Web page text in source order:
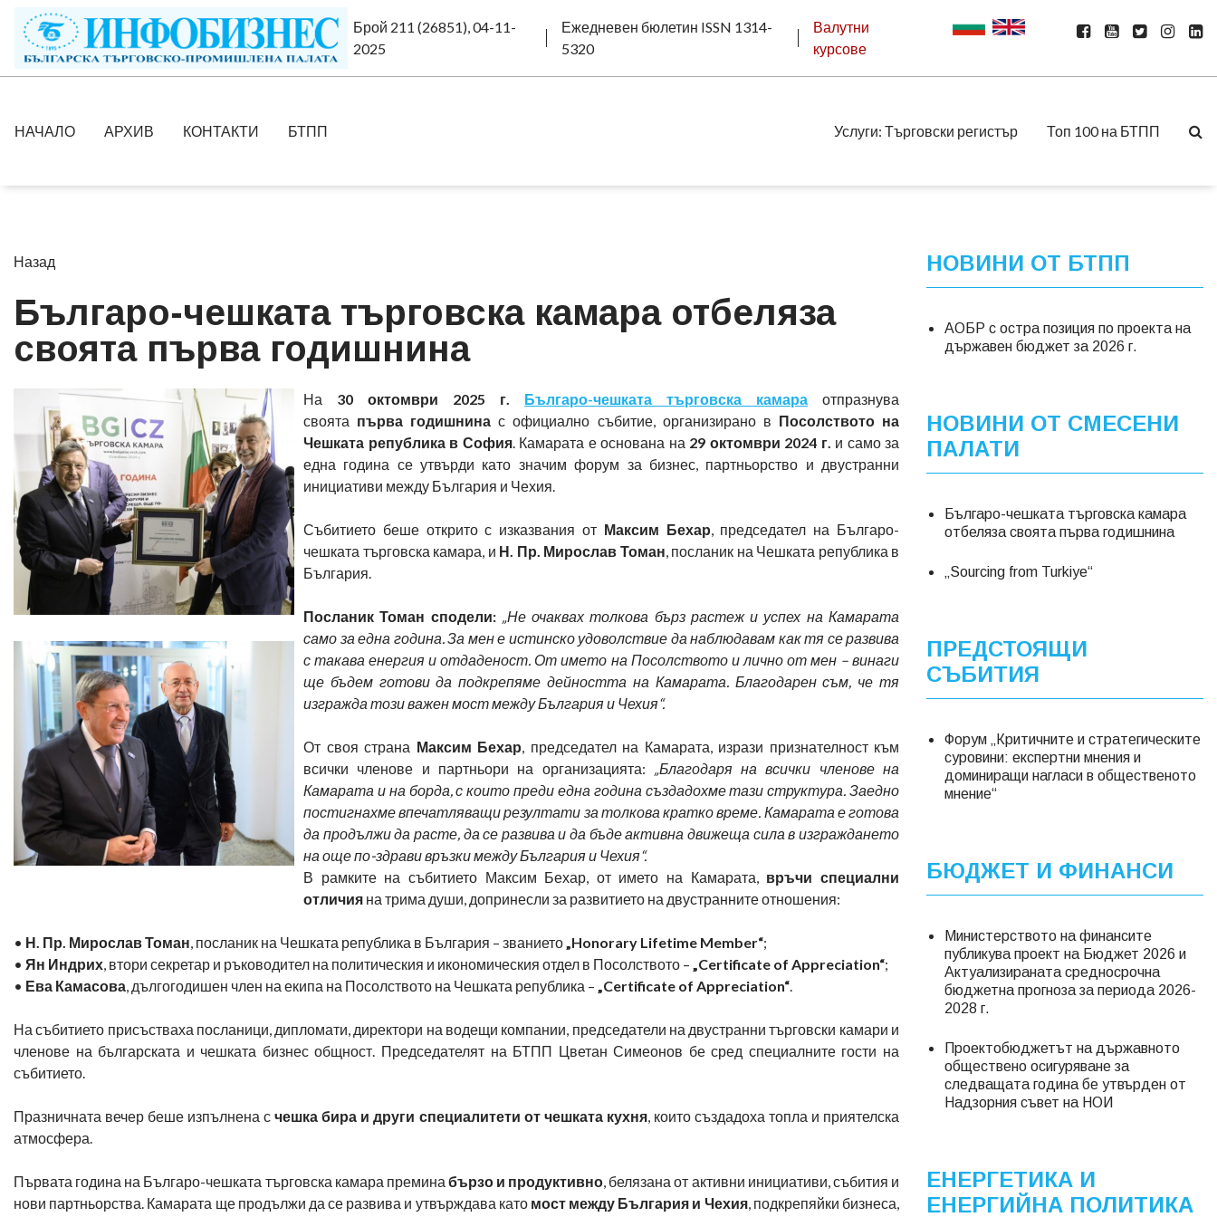
Брой 211 (26851), 04-11-
2025
Ежедневен бюлетин ISSN 1314-
5320
Валутни
курсове
НАЧАЛО АРХИВ КОНТАКТИ БТПП Услуги: Търговски регистър Топ 100 на БТПП
Назад
Българо-чешката търговска камара отбеляза
своята първа годишнина
На 30 октомври 2025 г. Българо-чешката търговска камара отпразнува
своята първа годишнинас официално събитие, организирано в Посолството на
Чешката република в София. Камарата е основана на 29 октомври 2024 г. и само за
една година се утвърди като значим форум за бизнес, партньорство и двустранни
инициативи между България и Чехия.
Събитието беше открито с изказвания от Максим Бехар , председател на Българо-
чешката търговска камара, и Н. Пр. Мирослав Томан , посланик на Чешката република в
България.
Посланик Томан сподели:
„Не очаквах толкова бърз растеж и успех на Камарата
само за една година. За мен е истинско удоволствие да наблюдавам как тя се развива
с такава енергия и отдаденост. От името на Посолството и лично от мен – винаги
ще бъдем готови да подкрепяме дейността на Камарата. Благодарен съм, че тя
изгражда този важен мост между България и Чехия“.
От своя страна Максим Бехар , председател на Камарата, изрази признателност към
всички членове и партньори на организацията:
„Благодаря на всички членове на
Камарата и на борда, с които преди една година създадохме тази структура. Заедно
постигнахме впечатляващи резултати за толкова кратко време. Камарата е готова
да продължи да расте, да се развива и да бъде активна движеща сила в изграждането
на още по-здрави връзки между България и Чехия“.
В рамките на събитието Максим Бехар, от името на Камарата, връчи специални
отличия на трима души, допринесли за развитието на двустранните отношения:
• Н. Пр. Мирослав Томан , посланик на Чешката република в България – званието „Honorary Lifetime Member“;
• Ян Индрих , втори секретар и ръководител на политическия и икономическия отдел в Посолството – „Certificate of Appreciation“;
• Ева Камасова , дългогодишен член на екипа на Посолството на Чешката република – „Certificate of Appreciation“
На събитието присъстваха посланици, дипломати, директори на водещи компании, председатели на двустранни търговски камари и
членове на българската и чешката бизнес общност. Председателят на БТПП Цветан Симеонов бе сред специалните гости на
събитието.
Празничната вечер беше изпълнена счешка бира и други специалитети от чешката кухня, които създадоха топла и приятелска
атмосфера.
Първата година на Българо-чешката търговска камара премина бързо и продуктивно , белязана от активни инициативи, събития и
нови партньорства. Камарата ще продължи да се развива и утвърждава като мост между България и Чехия, подкрепяйки бизнеса,
НОВИНИ ОТ БТПП
АОБР с остра позиция по проекта на
държавен бюджет за 2026 г.
НОВИНИ ОТ СМЕСЕНИ
ПАЛАТИ
Българо-чешката търговска камара
отбеляза своята първа годишнина
„Sourcing from Turkiye“
ПРЕДСТОЯЩИ
СЪБИТИЯ
Форум „Критичните и стратегическите
суровини: експертни мнения и
доминиращи нагласи в общественото
мнение“
БЮДЖЕТ И ФИНАНСИ
Министерството на финансите
публикува проект на Бюджет 2026 и
Актуализираната средносрочна
бюджетна прогноза за периода 2026-
2028 г.
Проектобюджетът на държавното
обществено осигуряване за
следващата година бе утвърден от
Надзорния съвет на НОИ
ЕНЕРГЕТИКА И
ЕНЕРГИЙНА ПОЛИТИКА